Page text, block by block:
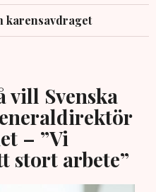
karensavdraget
vill Svenska
– ”Vi
stort arbete”